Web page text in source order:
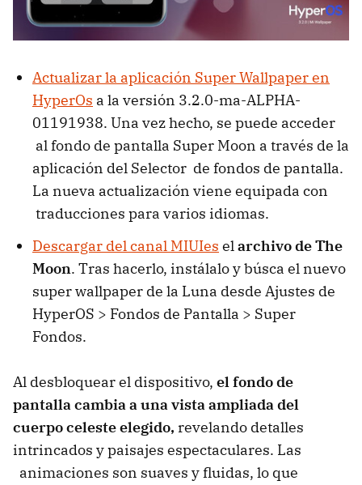
Actualizar la aplicación Super Wallpaper en
HyperOs a la versión 3.2.0-ma-ALPHA-
01191938. Una vez hecho, se puede acceder
al fondo de pantalla Super Moon a través de la
aplicación del Selector de fondos de pantalla.
La nueva actualización viene equipada con
traducciones para varios idiomas.
Descargar del canal MIUIes elarchivo de The
Moon. Tras hacerlo, instálalo y búsca el nuevo
super wallpaper de la Luna desde Ajustes de
HyperOS > Fondos de Pantalla > Super
Fondos.
Al desbloquear el dispositivo, el fondo de
pantalla cambia a una vista ampliada del
cuerpo celeste elegido, revelando detalles
intrincados y paisajes espectaculares. Las
animaciones son suaves y fluidas, lo que